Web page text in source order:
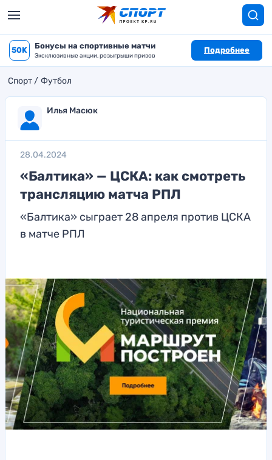
50K Бонусы на спортивные матчи
Эксклюзивные акции, розыгрыши призов
Подробнее
Спорт Футбол
Илья Масюк
28.04.2024
«Балтика» — ЦСКА: как смотреть
трансляцию матча РПЛ
«Балтика» сыграет 28 апреля против ЦСКА
в матче РПЛ